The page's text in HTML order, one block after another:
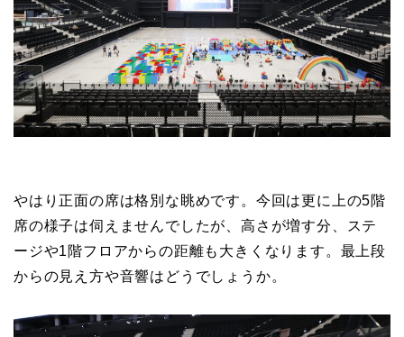
やはり正面の席は格別な眺めです。今回は更に上の5階
席の様子は伺えませんでしたが、高さが増す分、ステ
ージや1階フロアからの距離も大きくなります。最上段
からの見え方や音響はどうでしょうか。